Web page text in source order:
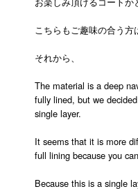
こちらもご趣味の合う方
それから、
The material is a deep
fully lined, but we
single layer.
It seems that it is more
full lining because you
Because this is a single